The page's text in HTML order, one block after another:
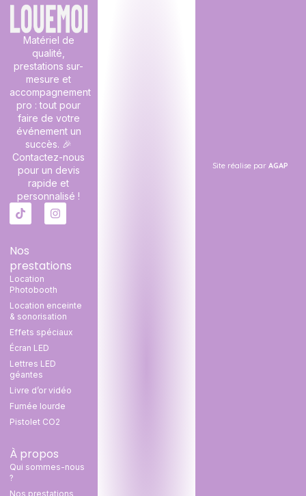
Matériel de
qualité,
prestations sur-
mesure et
accompagnement
pro : tout pour
faire de votre
événement un
succès. 🎉
Contactez-nous
pour un devis
rapide et
personnalisé !
Nos
prestations
Location
Photobooth
Location enceinte
& sonorisation
Effets spéciaux
Écran LED
Lettres LED
géantes
Livre d’or vidéo
Fumée lourde
Pistolet CO2
À propos
Qui sommes-nous
?
Nos prestations
Site réalise parAGAP